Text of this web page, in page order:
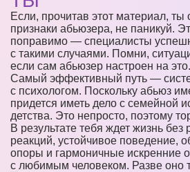
Если, прочитав этот материал,
признаки абьюзера, не паникуй.
поправимо — специалисты
с такими случаями. Помни,
если сам абьюзер настроен на это.
Самый эффективный путь —
с психологом. Поскольку абьюз
придется иметь дело с семейной
детства. Это непросто, поэтому
В результате тебя ждет жизнь
реакций, устойчивое поведение,
опоры и гармоничные искренние
с любимым человеком. Разве оно